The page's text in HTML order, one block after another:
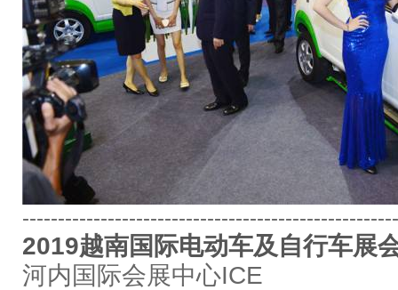
2019越南国际电动车及自行车展
河内国际会展中心ICE